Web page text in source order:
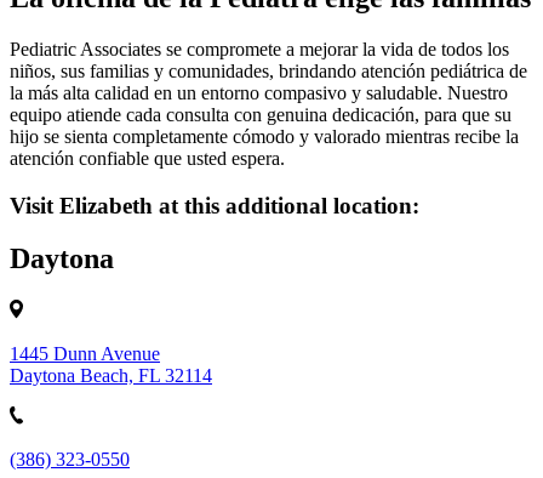
Pediatric Associates se compromete a mejorar la vida de todos los
niños, sus familias y comunidades, brindando atención pediátrica de
la más alta calidad en un entorno compasivo y saludable. Nuestro
equipo atiende cada consulta con genuina dedicación, para que su
hijo se sienta completamente cómodo y valorado mientras recibe la
atención confiable que usted espera.
Visit Elizabeth at this additional location:
Daytona
1445 Dunn Avenue
Daytona Beach, FL 32114
(386) 323-0550